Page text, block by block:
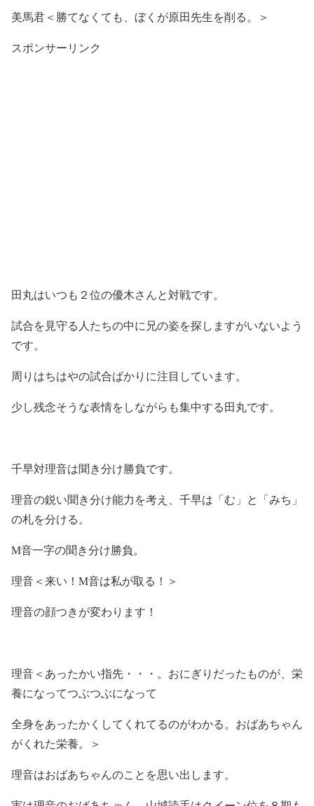
美馬君＜勝てなくても、ぼくが原田先生を削る。＞
スポンサーリンク
田丸はいつも２位の優木さんと対戦です。
試合を見守る人たちの中に兄の姿を探しますがいないよう
です。
周りはちはやの試合ばかりに注目しています。
少し残念そうな表情をしながらも集中する田丸です。
千早対理音は聞き分け勝負です。
理音の鋭い聞き分け能力を考え、千早は「む」と「みち」
の札を分ける。
M音一字の聞き分け勝負。
理音＜来い！M音は私が取る！＞
理音の顔つきが変わります！
理音＜あったかい指先・・・。おにぎりだったものが、栄
養になってつぶつぶになって
全身をあったかくしてくれてるのがわかる。おばあちゃん
がくれた栄養。＞
理音はおばあちゃんのことを思い出します。